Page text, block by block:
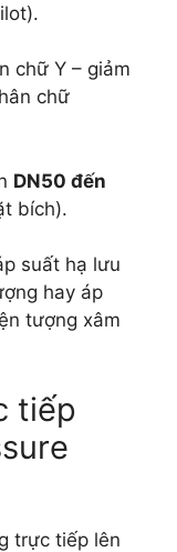
chữ Y – giảm
chữ
DN50 đến
bích).
suất hạ lưu
hay áp
tượng xâm
tiếp
trực tiếp lên